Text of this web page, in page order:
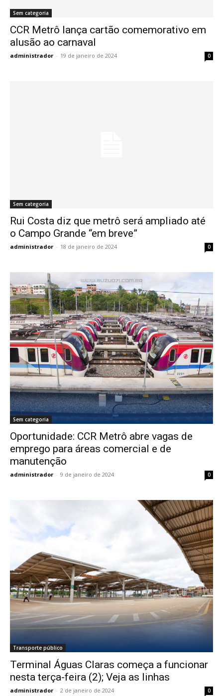
Sem categoria
CCR Metrô lança cartão comemorativo em
alusão ao carnaval
administrador - 19 de janeiro de 2024 0
Sem categoria
Rui Costa diz que metrô será ampliado até
o Campo Grande “em breve”
administrador - 18 de janeiro de 2024 0
Sem categoria
Oportunidade: CCR Metrô abre vagas de
emprego para áreas comercial e de
manutenção
administrador - 9 de janeiro de 2024 0
Transporte público
Terminal Águas Claras começa a funcionar
nesta terça-feira (2); Veja as linhas
administrador - 2 de janeiro de 2024 0